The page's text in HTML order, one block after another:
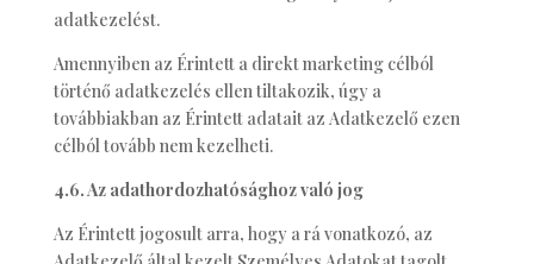
adatkezelést.
Amennyiben az Érintett a direkt marketing célból
történő adatkezelés ellen tiltakozik, úgy a
továbbiakban az Érintett adatait az Adatkezelő ezen
célból tovább nem kezelheti.
4.6. Az adathordozhatósághoz való jog
Az Érintett jogosult arra, hogy a rá vonatkozó, az